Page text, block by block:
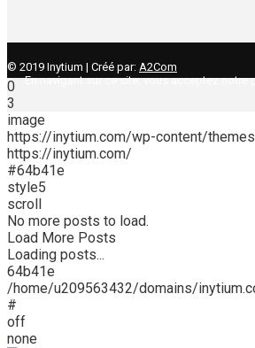
© 2019 Inytium | Créé par: A2Com
En navigant sur ce site, vous acceptez notre
0
3
image
https://inytium.com/wp-content/
https://inytium.com/
#64b41e
style5
scroll
No more posts to load.
Load More Posts
Loading posts...
64b41e
/home/u209563432/domains/
#
off
none